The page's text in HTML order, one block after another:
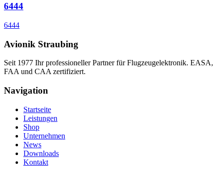
6444
6444
Avionik Straubing
Seit 1977 Ihr professioneller Partner für Flugzeugelektronik. EASA,
FAA und CAA zertifiziert.
Navigation
Startseite
Leistungen
Shop
Unternehmen
News
Downloads
Kontakt